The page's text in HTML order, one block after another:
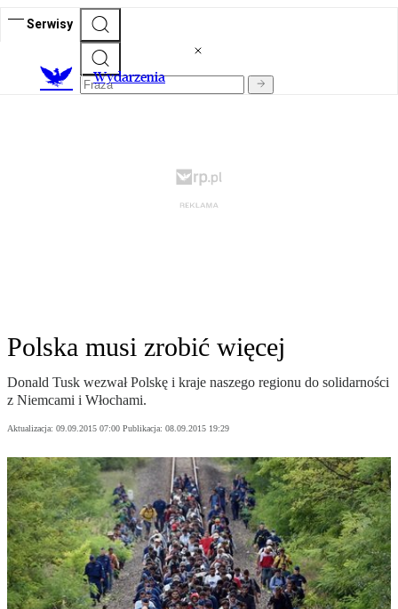
Serwisy
Wydarzenia
Polska musi zrobić więcej
Donald Tusk wezwał Polskę i kraje naszego regionu do solidarności
z Niemcami i Włochami.
Aktualizacja: 09.09.2015 07:00 Publikacja: 08.09.2015 19:29